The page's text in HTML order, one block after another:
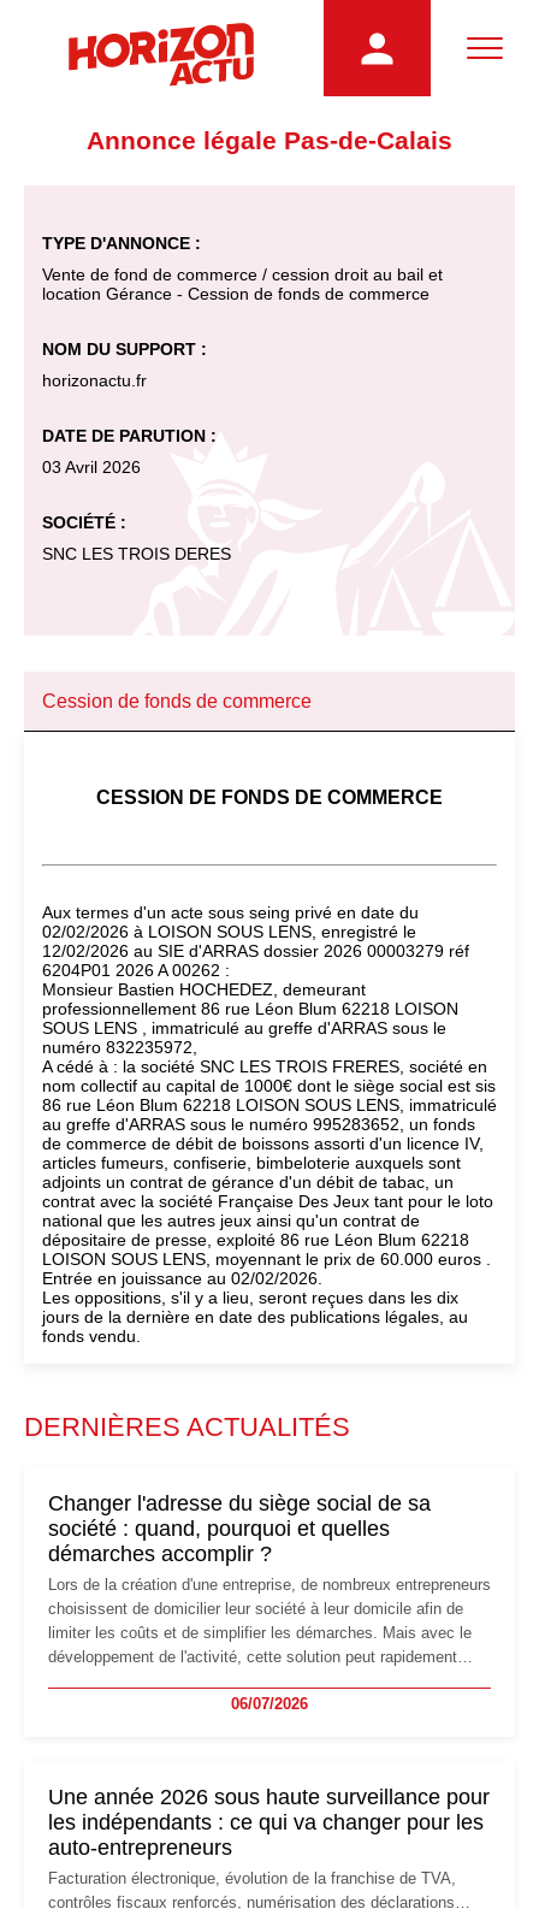
Annonce légale Pas-de-Calais
TYPE D'ANNONCE :
Vente de fond de commerce / cession droit au bail et
location Gérance - Cession de fonds de commerce
NOM DU SUPPORT :
horizonactu.fr
DATE DE PARUTION :
03 Avril 2026
SOCIÉTÉ :
SNC LES TROIS DERES
Cession de fonds de commerce
CESSION DE FONDS DE COMMERCE
Aux termes d'un acte sous seing privé en date du
02/02/2026 à LOISON SOUS LENS, enregistré le
12/02/2026 au SIE d'ARRAS dossier 2026 00003279 réf
6204P01 2026 A 00262 :
Monsieur Bastien HOCHEDEZ, demeurant
professionnellement 86 rue Léon Blum 62218 LOISON
SOUS LENS , immatriculé au greffe d'ARRAS sous le
numéro 832235972,
A cédé à : la société SNC LES TROIS FRERES, société en
nom collectif au capital de 1000€ dont le siège social est sis
86 rue Léon Blum 62218 LOISON SOUS LENS, immatriculé
au greffe d'ARRAS sous le numéro 995283652, un fonds
de commerce de débit de boissons assorti d'un licence IV,
articles fumeurs, confiserie, bimbeloterie auxquels sont
adjoints un contrat de gérance d'un débit de tabac, un
contrat avec la société Française Des Jeux tant pour le loto
national que les autres jeux ainsi qu'un contrat de
dépositaire de presse, exploité 86 rue Léon Blum 62218
LOISON SOUS LENS, moyennant le prix de 60.000 euros .
Entrée en jouissance au 02/02/2026.
Les oppositions, s'il y a lieu, seront reçues dans les dix
jours de la dernière en date des publications légales, au
fonds vendu.
DERNIÈRES ACTUALITÉS
Changer l'adresse du siège social de sa
société : quand, pourquoi et quelles
démarches accomplir ?
Lors de la création d'une entreprise, de nombreux entrepreneurs
choisissent de domicilier leur société à leur domicile afin de
limiter les coûts et de simplifier les démarches. Mais avec le
développement de l'activité, cette solution peut rapidement
professionnels, recrutement, image de marque… Le
06/07/2026
Une année 2026 sous haute surveillance pour
les indépendants : ce qui va changer pour les
auto-entrepreneurs
Facturation électronique, évolution de la franchise de TVA,
contrôles fiscaux renforcés, numérisation des déclarations…